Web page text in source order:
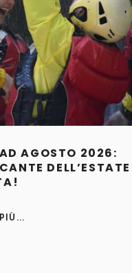
AGOSTO 2026:
DELL’ESTATE